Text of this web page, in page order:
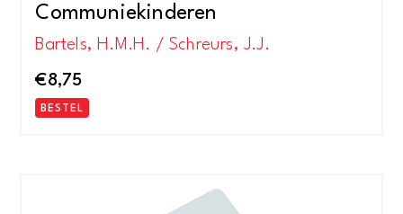
Communiekinderen
Bartels, H.M.H. / Schreurs, J.J.
€8,75
BESTEL